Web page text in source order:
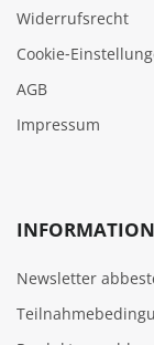
Widerrufsrecht
AGB
Impressum
Newsletter